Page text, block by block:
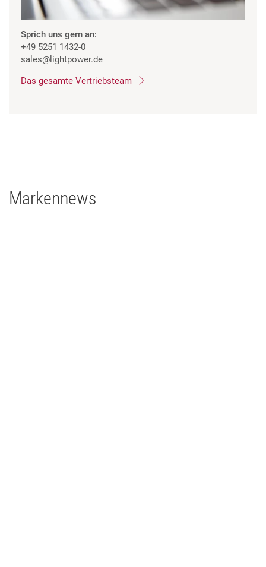
Sprich uns gern an:
+49 5251 1432-0
sales@lightpower.de
Das gesamte Vertriebsteam
Markennews